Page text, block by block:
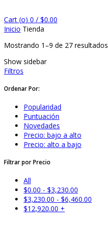
Cart (o) 0 / $0.00
Inicio Tienda
Mostrando 1–9 de 27 resultados
Show sidebar
Filtros
Ordenar Por:
Popularidad
Puntuación
Novedades
Precio: bajo a alto
Precio: alto a bajo
Filtrar por Precio
All
$0.00 - $3,230.00
$3,230.00 - $6,460.00
$12,920.00 +